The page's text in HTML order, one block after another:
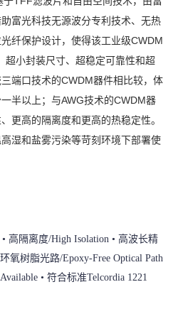
富光科技无源波分专利技术、无热
纤保护设计，使得该工业级CWDM
超小封装尺寸、超稳定可靠性和超
端口技术的CWDM器件相比较，体
半以上；与AWG技术的CWDM器
更高的隔离度和更高的热稳定性。
湿和盐雾污染等苛刻环境下部署使
高隔离度/High Isolation • 高波长精
氧树脂光路/Epoxy-Free Optical Path
• 符合标准Telcordia 1221